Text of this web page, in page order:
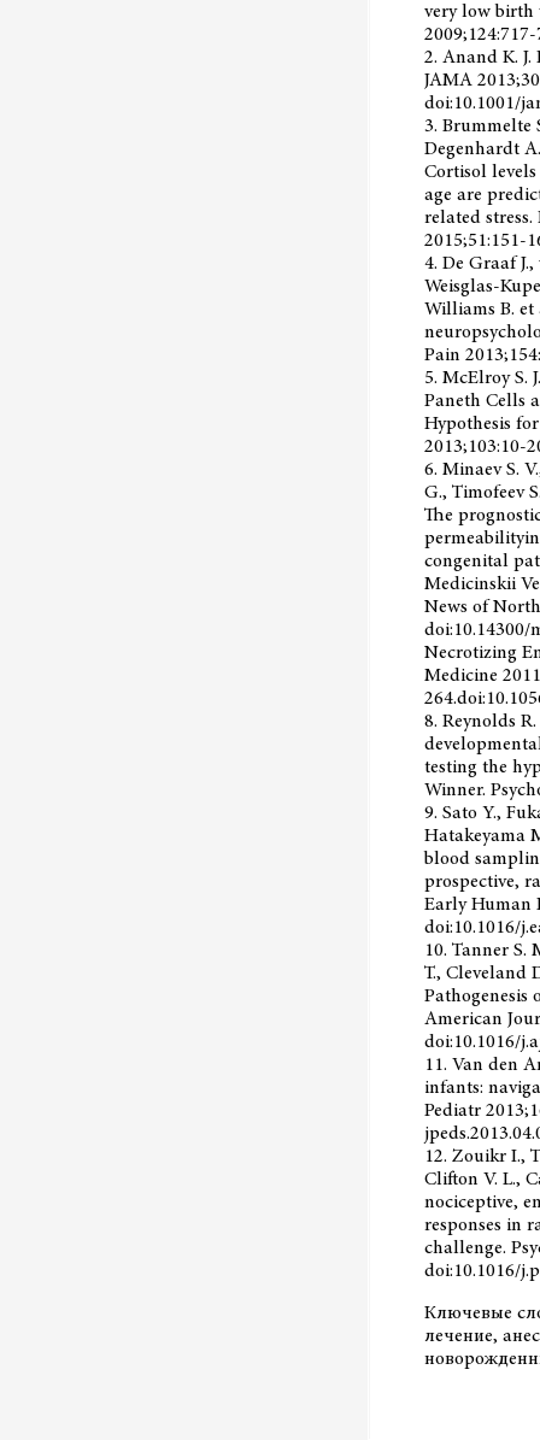
very low birth
2. Anand K.
JAMA
doi:10.1001/
3. Brummelte
Degenhardt
Cortisol
age are
related
2015;51:151-
4. De Graaf
Weisglas-
Williams B. et
Pain
5. McElroy S.
Paneth Cells
Hypothesis
2013;103:10-
6. Minaev S.
G., Timofeev
The
congenital
Medicinskii
News of
doi:10.14300/
Necrotizing
Medicine
8. Reynolds
testing the
Winner.
9. Sato Y.,
Hatakeyama
blood
prospective,
Early Human
doi:10.1016/
10. Tanner S.
T., Cleveland
Pathogenesis
American
doi:10.1016/
11. Van den
infants:
Pediatr
12. Zouikr I.,
Clifton V. L.,
nociceptive,
responses in
challenge.
doi:10.1016/
Ключевые
лечение,